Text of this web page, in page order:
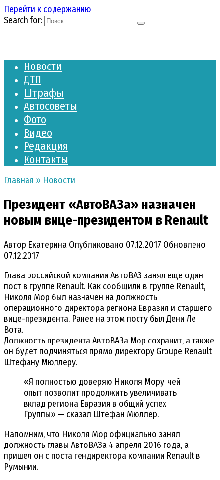
Перейти к содержанию
Search for:
Новости
ДТП
Штрафы
Автосоветы
Фото
Видео
Редакция
Контакты
Главная » Новости
Президент «АвтоВАЗа» назначен
новым вице-президентом в Renault
Автор Екатерина Опубликовано 07.12.2017 Обновлено
07.12.2017
Глава российской компании АвтоВАЗ занял еще один
пост в группе Renault. Как сообщили в группе Renault,
Николя Мор был назначен на должность
операционного директора региона Евразия и старшего
вице-президента. Ранее на этом посту был Дени Ле
Вота.
Должность президента АвтоВАЗа Мор сохранит, а также
он будет подчиняться прямо директору Groupe Renault
Штефану Мюллеру.
«Я полностью доверяю Николя Мору, чей
опыт позволит продолжить увеличивать
вклад региона Евразия в общий успех
Группы» — сказал Штефан Мюллер.
Напомним, что Николя Мор официально занял
должность главы АвтоВАЗа 4 апреля 2016 года, а
пришел он с поста гендиректора компании Renault в
Румынии.